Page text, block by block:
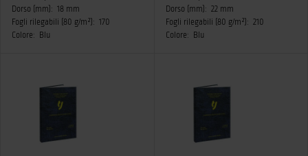
Dorso (mm): 18 mm
Fogli rilegabili (80 g/m²): 170
Colore:
Blu
Dorso (mm): 22 mm
Fogli rilegabili (80 g/m²): 210
Colore:
Blu